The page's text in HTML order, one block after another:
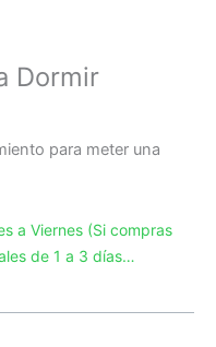
Dormir
para meter una
a Viernes (Si compras
de 1 a 3 días…